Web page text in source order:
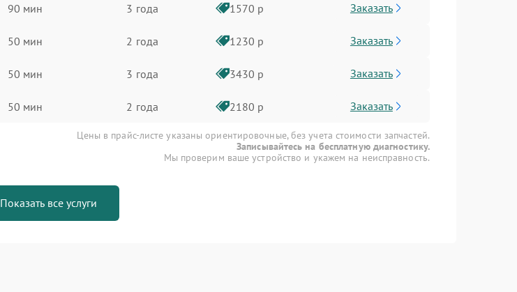
90 мин 3 года 1570 р Заказать
50 мин 2 года 1230 р Заказать
50 мин 3 года 3430 р Заказать
50 мин 2 года 2180 р Заказать
Цены в прайс-листе указаны ориентировочные, без учета стоимости запчастей.
Записывайтесь на бесплатную диагностику.
Мы проверим ваше устройство и укажем на неисправность.
Показать все услуги